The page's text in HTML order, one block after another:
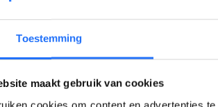
Toestemming
maakt gebruik van cookies
Alle verslagen,
overzichtelijk registreren.